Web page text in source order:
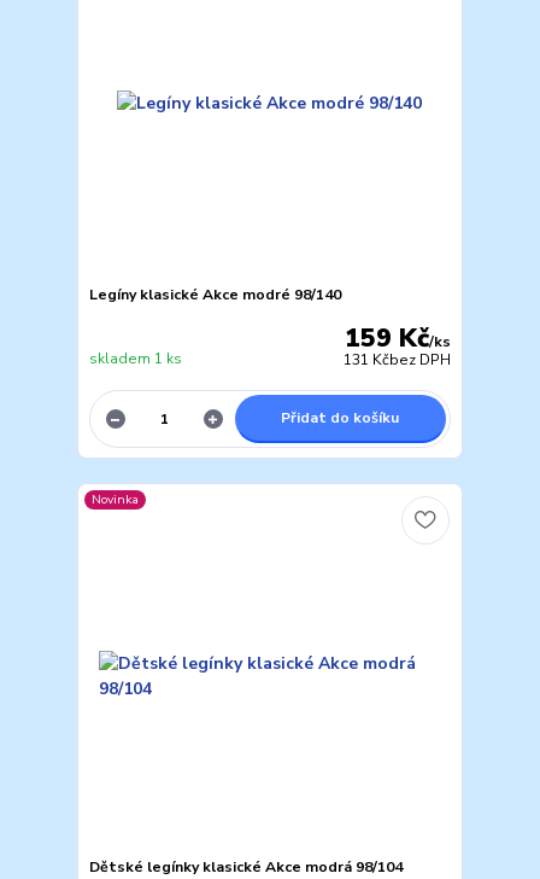
Legíny klasické Akce modré 98/140
159 Kč/ks
131 Kčbez DPH
skladem 1 ks
Přidat do košíku
Novinka
Dětské legínky klasické Akce modrá 98/104